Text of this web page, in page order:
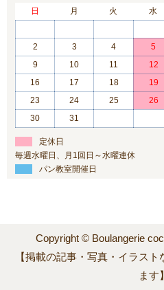
日
月 火 水
2
3 4 5
9
10 11 12
16
17 18 19
23
24 25 26
30
31
定休日
毎週水曜日、月1回日～水曜連休
パン教室開催日
Copyright © Boulangerie
【掲載の記事・写真・イラス
ます】